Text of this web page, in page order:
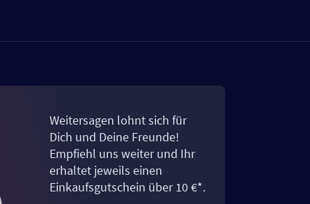
Weitersagen lohnt sich für
Dich und Deine Freunde!
Empfiehl uns weiter und Ihr
erhaltet jeweils einen
Einkaufsgutschein über 10 €*.